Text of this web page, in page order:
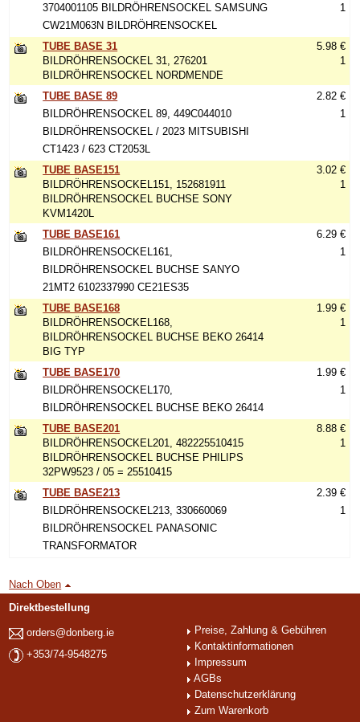
3704001105 BILDRÖHRENSOCKEL SAMSUNG
CW21M063N BILDRÖHRENSOCKEL
1
TUBE BASE 31
BILDRÖHRENSOCKEL 31, 276201
BILDRÖHRENSOCKEL NORDMENDE
5.98 €
1
TUBE BASE 89
BILDRÖHRENSOCKEL 89, 449C044010
BILDRÖHRENSOCKEL / 2023 MITSUBISHI
CT1423 / 623 CT2053L
2.82 €
1
TUBE BASE151
BILDRÖHRENSOCKEL151, 152681911
BILDRÖHRENSOCKEL BUCHSE SONY
KVM1420L
3.02 €
1
TUBE BASE161
BILDRÖHRENSOCKEL161,
BILDRÖHRENSOCKEL BUCHSE SANYO
21MT2 6102337990 CE21ES35
6.29 €
1
TUBE BASE168
BILDRÖHRENSOCKEL168,
BILDRÖHRENSOCKEL BUCHSE BEKO 26414
BIG TYP
1.99 €
1
TUBE BASE170
BILDRÖHRENSOCKEL170,
BILDRÖHRENSOCKEL BUCHSE BEKO 26414
1.99 €
1
TUBE BASE201
BILDRÖHRENSOCKEL201, 482225510415
BILDRÖHRENSOCKEL BUCHSE PHILIPS
32PW9523 / 05 = 25510415
8.88 €
1
TUBE BASE213
BILDRÖHRENSOCKEL213, 330660069
BILDRÖHRENSOCKEL PANASONIC
TRANSFORMATOR
2.39 €
1
Nach Oben
Direktbestellung
orders@donberg.ie
+353/74-9548275
Preise, Zahlung & Gebühren
Kontaktinformationen
Impressum
AGBs
Datenschutzerklärung
Zum Warenkorb